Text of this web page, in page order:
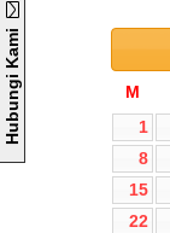
Hubungi Kami M
1
8
15
22